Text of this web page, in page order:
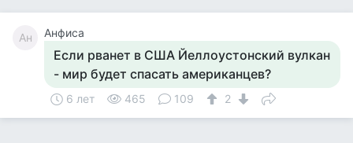
Ан Анфиса
Если рванет в США Йеллоустонский вулкан
- мир будет спасать американцев?
6 лет 465 109 2